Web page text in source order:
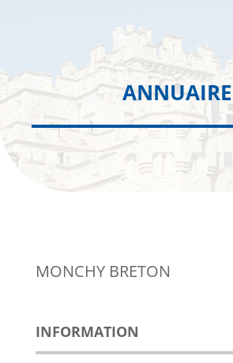
ANNUAIRE
MONCHY BRETON
INFORMATION